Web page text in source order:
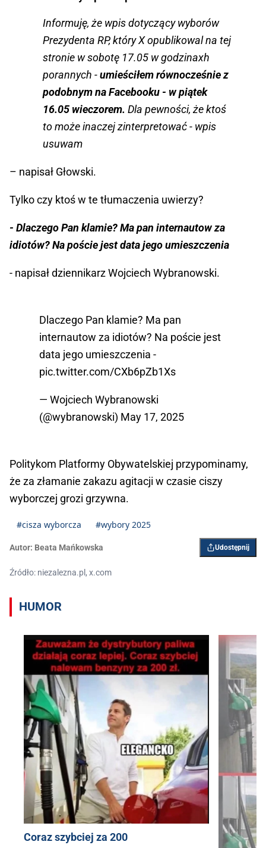
Informuję, że wpis dotyczący wyborów
Prezydenta RP, który X opublikowal na tej
stronie w sobotę 17.05 w godzinaxh
porannych -umieściłem równocześnie z
podobnym na Facebooku - w piątek
16.05 wieczorem. Dla pewności, że ktoś
to może inaczej zinterpretować - wpis
usuwam
– napisał Głowski.
Tylko czy ktoś w te tłumaczenia uwierzy?
- Dlaczego Pan klamie? Ma pan internautow za
idiotów? Na poście jest data jego umieszczenia
- napisał dziennikarz Wojciech Wybranowski.
Dlaczego Pan klamie? Ma pan
internautow za idiotów? Na poście jest
data jego umieszczenia -
pic.twitter.com/CXb6pZb1Xs
— Wojciech Wybranowski
(@wybranowski) May 17, 2025
Politykom Platformy Obywatelskiej przypominamy,
że za złamanie zakazu agitacji w czasie ciszy
wyborczej grozi grzywna.
#cisza wyborcza #wybory 2025
Autor: Beata Mańkowska Udostępnij
Źródło: niezalezna.pl, x.com
HUMOR
Coraz szybciej za 200